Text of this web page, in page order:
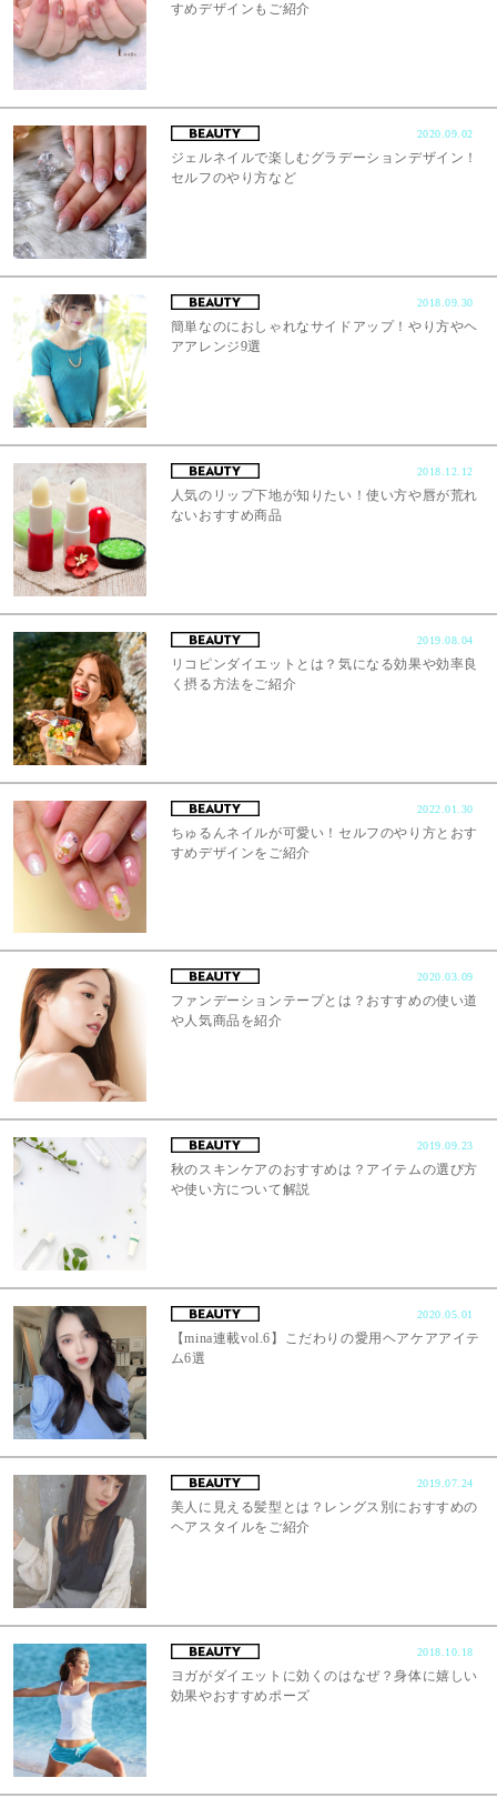
すめデザインもご紹介
2020.09.02
ジェルネイルで楽しむグラデーションデザイン！
セルフのやり方など
2018.09.30
簡単なのにおしゃれなサイドアップ！やり方やヘ
アアレンジ9選
2018.12.12
人気のリップ下地が知りたい！使い方や唇が荒れ
ないおすすめ商品
2019.08.04
リコピンダイエットとは？気になる効果や効率良
く摂る方法をご紹介
2022.01.30
ちゅるんネイルが可愛い！セルフのやり方とおす
すめデザインをご紹介
2020.03.09
ファンデーションテープとは？おすすめの使い道
や人気商品を紹介
2019.09.23
秋のスキンケアのおすすめは？アイテムの選び方
や使い方について解説
2020.05.01
【mina連載vol.6】こだわりの愛用ヘアケアアイテ
ム6選
2019.07.24
美人に見える髪型とは？レングス別におすすめの
ヘアスタイルをご紹介
2018.10.18
ヨガがダイエットに効くのはなぜ？身体に嬉しい
効果やおすすめポーズ